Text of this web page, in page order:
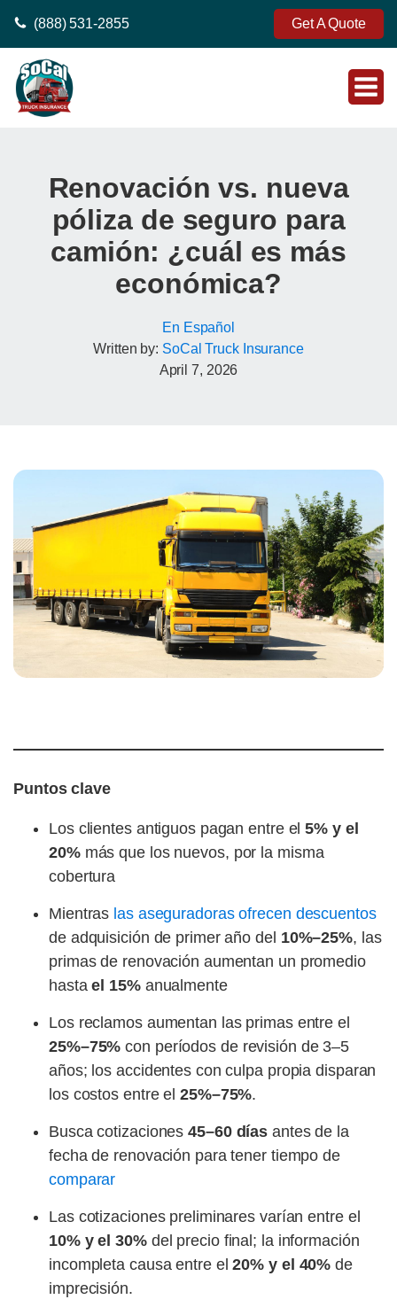
(888) 531-2855 Get A Quote
Renovación vs. nueva
póliza de seguro para
camión: ¿cuál es más
económica?
En Español
Written by: SoCal Truck Insurance
April 7, 2026
Puntos clave
Los clientes antiguos pagan entre el5% y el
20%más que los nuevos, por la misma
cobertura
Mientras las aseguradoras ofrecen descuentos
de adquisición de primer año del 10%–25%, las
primas de renovación aumentan un promedio
hastael 15%anualmente
Los reclamos aumentan las primas entre el
25%–75% con períodos de revisión de 3–5
años; los accidentes con culpa propia disparan
los costos entre el 25%–75%.
Busca cotizaciones45–60 días antes de la
fecha de renovación para tener tiempo de
comparar
Las cotizaciones preliminares varían entre el
10% y el 30%del precio final; la información
incompleta causa entre el20% y el 40% de
imprecisión.